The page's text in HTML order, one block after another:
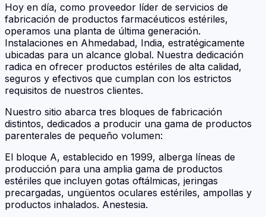
Hoy en día, como proveedor líder de servicios de
fabricación de productos farmacéuticos estériles,
operamos una planta de última generación.
Instalaciones en Ahmedabad, India, estratégicamente
ubicadas para un alcance global. Nuestra dedicación
radica en ofrecer productos estériles de alta calidad,
seguros y efectivos que cumplan con los estrictos
requisitos de nuestros clientes.
Nuestro sitio abarca tres bloques de fabricación
distintos, dedicados a producir una gama de productos
parenterales de pequeño volumen:
El bloque A, establecido en 1999, alberga líneas de
producción para una amplia gama de productos
estériles que incluyen gotas oftálmicas, jeringas
precargadas, ungüentos oculares estériles, ampollas y
productos inhalados. Anestesia.